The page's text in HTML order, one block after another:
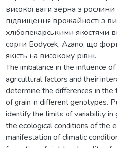
високої ваги зерна з
підвищення врожайності з
хлібопекарськими якостями
сорти Bodycek, Azano, що
якість на високому рівні.
The imbalance in the influence
agricultural factors and their
determine the differences in
of grain in different genotypes.
identify the limits of variability in
the ecological conditions of the
manifestation of climatic